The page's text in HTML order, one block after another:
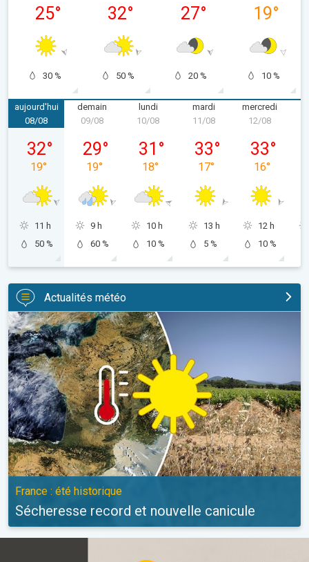
25°
30 %
32°
50 %
27°
20 %
19°
10 %
aujourd'hui
samedi 08/08
08/08
32°
19°
11 h
50 %
demain
dimanche 09/08
09/08
29°
19°
9 h
60 %
lundi
10/08
31 °
18°
10 h
10 %
mardi
11/08
33°
17°
13 h
5 %
mercredi
12/08
33°
16°
12 h
10 %
Actualités météo
Sécheresse record et nouvelle canicule. France : été
France : été historique
Sécheresse record et nouvelle canicule